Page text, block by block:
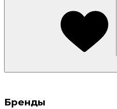
Бренды